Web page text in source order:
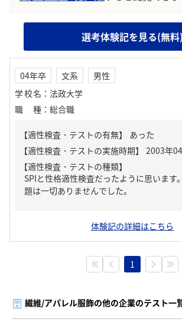
選考体験記を見る(無料)
04年卒 文系
男性
学校名 ： 法政大学
職種 ： 総合職
【適性検査・テストの有無】 あった
【適性検査・テストの種類】
SPIと性格適性検査だったように思います
題は一切ありませんでした。
体験記の詳細はこちら
1
繊維/アパレル服飾の他の企業のテスト一